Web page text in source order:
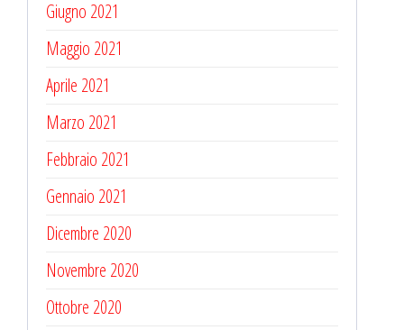
Giugno 2021
Maggio 2021
Aprile 2021
Marzo 2021
Febbraio 2021
Gennaio 2021
Dicembre 2020
Novembre 2020
Ottobre 2020